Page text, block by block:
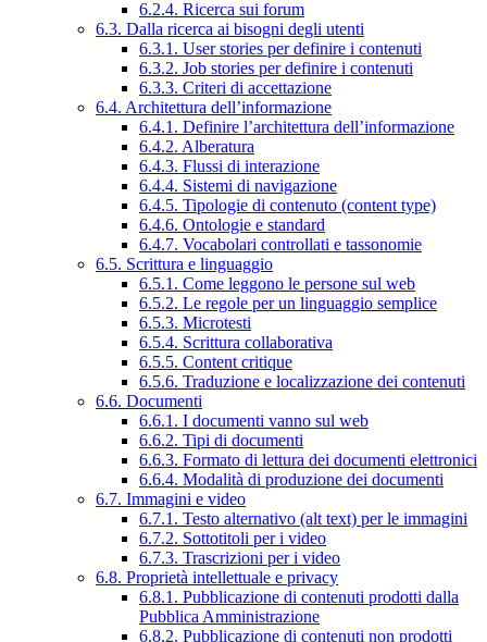
6.2.4. Ricerca sui forum
6.3. Dalla ricerca ai bisogni degli utenti
6.3.1. User stories per definire i contenuti
6.3.2. Job stories per definire i contenuti
6.3.3. Criteri di accettazione
6.4. Architettura dell’informazione
6.4.1. Definire l’architettura dell’informazione
6.4.2. Alberatura
6.4.3. Flussi di interazione
6.4.4. Sistemi di navigazione
6.4.5. Tipologie di contenuto (content type)
6.4.6. Ontologie e standard
6.4.7. Vocabolari controllati e tassonomie
6.5. Scrittura e linguaggio
6.5.1. Come leggono le persone sul web
6.5.2. Le regole per un linguaggio semplice
6.5.3. Microtesti
6.5.4. Scrittura collaborativa
6.5.5. Content critique
6.5.6. Traduzione e localizzazione dei contenuti
6.6. Documenti
6.6.1. I documenti vanno sul web
6.6.2. Tipi di documenti
6.6.3. Formato di lettura dei documenti elettronici
6.6.4. Modalità di produzione dei documenti
6.7. Immagini e video
6.7.1. Testo alternativo (alt text) per le immagini
6.7.2. Sottotitoli per i video
6.7.3. Trascrizioni per i video
6.8. Proprietà intellettuale e privacy
6.8.1. Pubblicazione di contenuti prodotti dalla
Pubblica Amministrazione
6.8.2. Pubblicazione di contenuti non prodotti